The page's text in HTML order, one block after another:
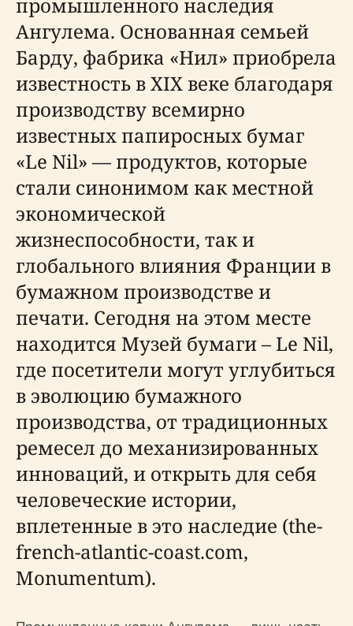
Ангулема. Основанная семьей
Барду, фабрика «Нил» приобрела
известность в XIX веке благодаря
производству всемирно
известных папиросных бумаг
«Le Nil» — продуктов, которые
стали синонимом как местной
экономической
жизнеспособности, так и
глобального влияния Франции в
бумажном производстве и
печати. Сегодня на этом месте
находится Музей бумаги – Le Nil,
где посетители могут углубиться
в эволюцию бумажного
производства, от традиционных
ремесел до механизированных
инноваций, и открыть для себя
человеческие истории,
вплетенные в это наследие (the-
french-atlantic-coast.com,
Monumentum).